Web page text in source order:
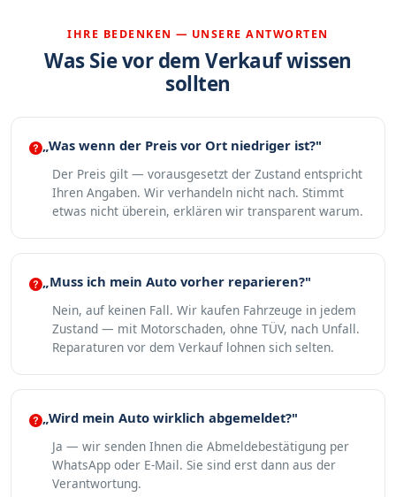
IHRE BEDENKEN — UNSERE ANTWORTEN
Was Sie vor dem Verkauf wissen
sollten
„Was wenn der Preis vor Ort niedriger ist?"
Der Preis gilt — vorausgesetzt der Zustand entspricht
Ihren Angaben. Wir verhandeln nicht nach. Stimmt
etwas nicht überein, erklären wir transparent warum.
„Muss ich mein Auto vorher reparieren?"
Nein, auf keinen Fall. Wir kaufen Fahrzeuge in jedem
Zustand — mit Motorschaden, ohne TÜV, nach Unfall.
Reparaturen vor dem Verkauf lohnen sich selten.
„Wird mein Auto wirklich abgemeldet?"
Ja — wir senden Ihnen die Abmeldebestätigung per
WhatsApp oder E-Mail. Sie sind erst dann aus der
Verantwortung.